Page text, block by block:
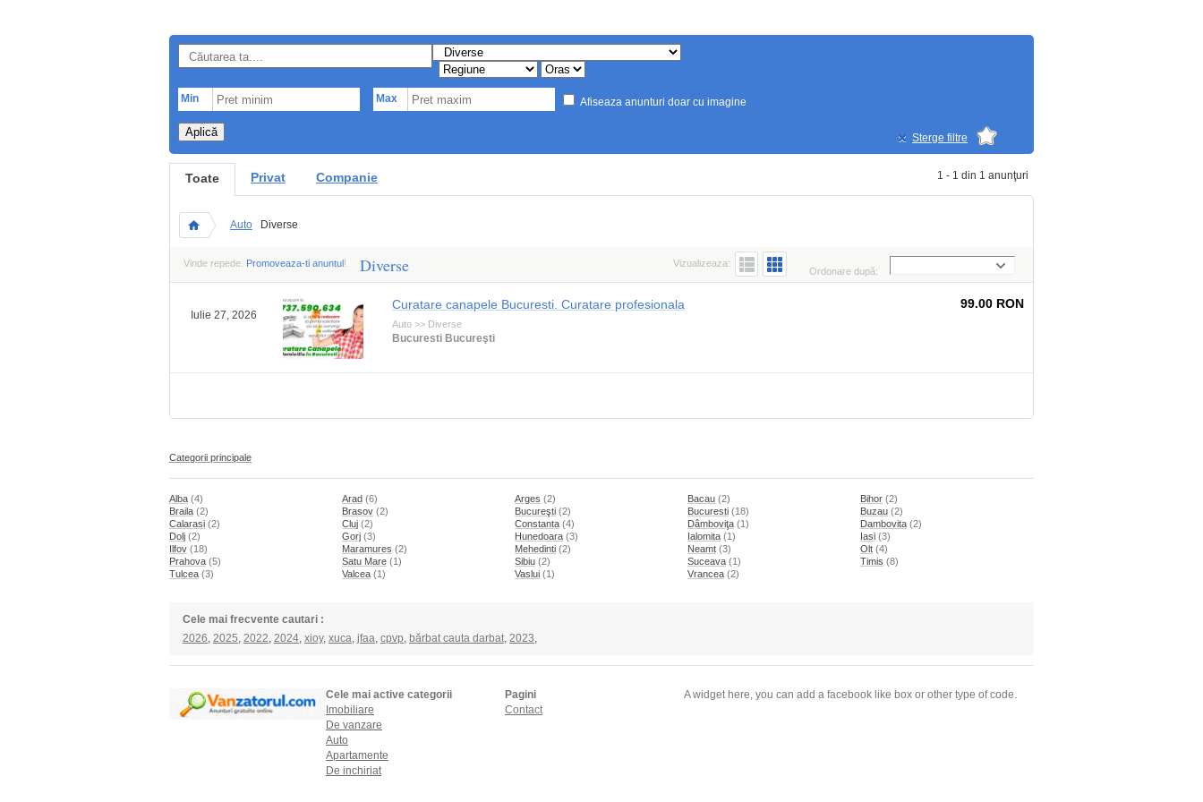
Min Max Afiseaza anunturi doar cu imagine
Aplică Sterge filtre
1 - 1 din 1 anunţuri
Toate Privat Companie
Auto Diverse
Vinde repede. Promoveaza-ti anuntul! Diverse Ordonare după:
Vizualizeaza:
Iulie 27, 2026
Curatare canapele Bucuresti. Curatare profesionala
Auto >> Diverse
Bucuresti Bucureşti
99.00 RON
Categorii principale
Alba (4) Arad (6) Arges (2) Bacau (2) Bihor (2)
Braila (2) Brasov (2) Bucureşti (2) Bucuresti (18) Buzau (2)
Calarasi (2) Cluj (2) Constanta (4) Dâmboviţa (1) Dambovita (2)
Dolj (2) Gorj (3) Hunedoara (3) Ialomita (1) Iasi (3)
Ilfov (18) Maramures (2) Mehedinti (2) Neamt (3) Olt (4)
Prahova (5) Satu Mare (1) Sibiu (2) Suceava (1) Timis (8)
Tulcea (3) Valcea (1) Vaslui (1) Vrancea (2)
Cele mai frecvente cautari :
2026, 2025, 2022, 2024, xioy, xuca, jfaa, cpvp, bărbat cauta darbat, 2023,
Cele mai active categorii
Imobiliare
De vanzare
Auto
Apartamente
De inchiriat
Pagini
Contact
A widget here, you can add a facebook like box or other type of code.